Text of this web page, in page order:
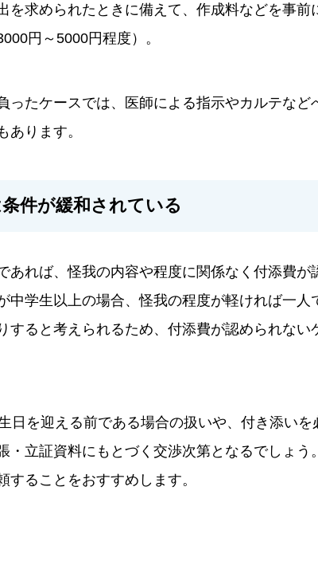
を求められたときに備えて、作成料などを事前
円～5000円程度）。
ったケースでは、医師による指示やカルテなど
あります。
件が緩和されている
あれば、怪我の内容や程度に関係なく付添費が
中学生以上の場合、怪我の程度が軽ければ一人
すると考えられるため、付添費が認められない
日を迎える前である場合の扱いや、付き添いを
・立証資料にもとづく交渉次第となるでしょう
ることをおすすめします。